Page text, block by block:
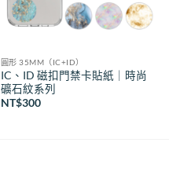
圓形 35MM（IC+ID）
IC、ID 磁扣門禁卡貼紙｜時尚
礦石紋系列
NT$300